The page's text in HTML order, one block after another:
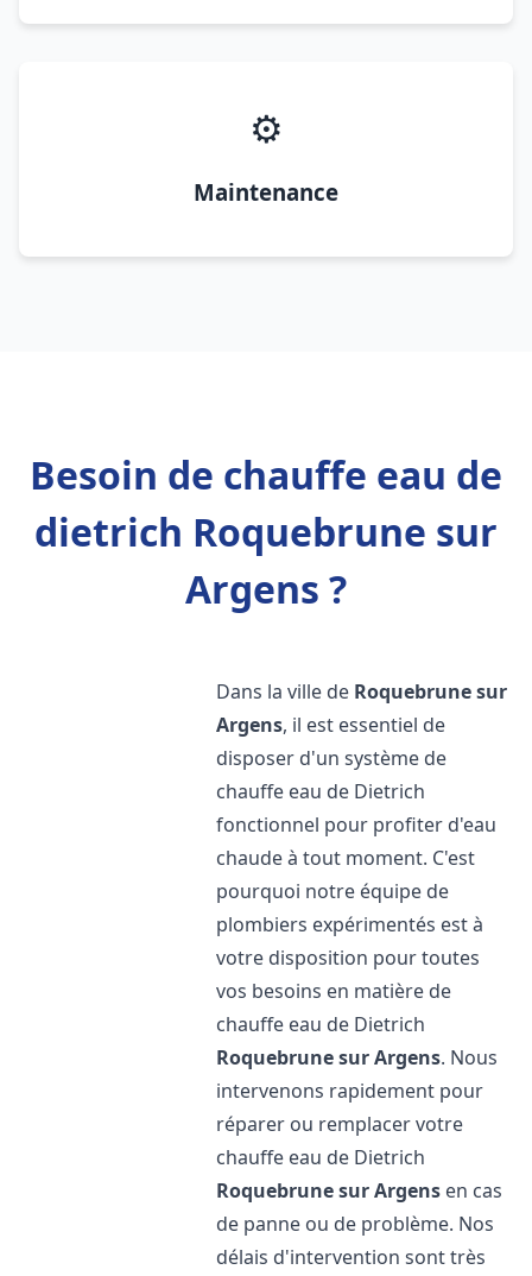
⚙️
Maintenance
Besoin de chauffe eau de
dietrich Roquebrune sur
Argens ?
Dans la ville de Roquebrune sur
Argens, il est essentiel de
disposer d'un système de
chauffe eau de Dietrich
fonctionnel pour profiter d'eau
chaude à tout moment. C'est
pourquoi notre équipe de
plombiers expérimentés est à
votre disposition pour toutes
vos besoins en matière de
chauffe eau de Dietrich
Roquebrune sur Argens. Nous
intervenons rapidement pour
réparer ou remplacer votre
chauffe eau de Dietrich
Roquebrune sur Argens en cas
de panne ou de problème. Nos
délais d'intervention sont très